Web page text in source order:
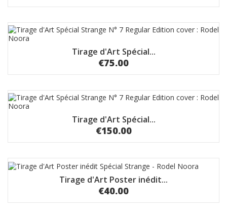
Tirage d'Art Spécial...
€75.00
Tirage d'Art Spécial...
€150.00
Tirage d'Art Poster inédit...
€40.00